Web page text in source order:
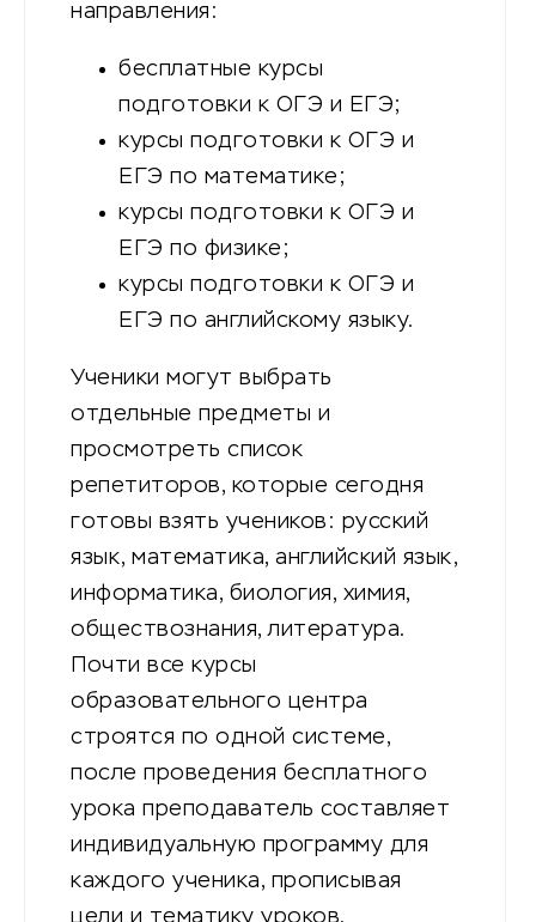
направления:
бесплатные курсы
подготовки к ОГЭ и ЕГЭ;
курсы подготовки к ОГЭ и
ЕГЭ по математике;
курсы подготовки к ОГЭ и
ЕГЭ по физике;
курсы подготовки к ОГЭ и
ЕГЭ по английскому языку.
Ученики могут выбрать
отдельные предметы и
просмотреть список
репетиторов, которые сегодня
готовы взять учеников: русский
язык, математика, английский язык,
информатика, биология, химия,
обществознания, литература.
Почти все курсы
образовательного центра
строятся по одной системе,
после проведения бесплатного
урока преподаватель составляет
индивидуальную программу для
каждого ученика, прописывая
цели и тематику уроков.